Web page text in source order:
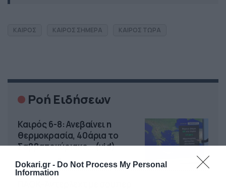
Dokari.gr - Do Not Process My Personal
Information
ΚΑΙΡΟΣ ΚΑΙΡΟΣ ΣΗΜΕΡΑ ΚΑΙΡΟΣ ΤΩΡΑ
Ροή Ειδήσεων
Καιρός 6-8: Ανεβαίνει η
θερμοκρασία, 40άρια το
Σαββατοκύριακο… (vid)